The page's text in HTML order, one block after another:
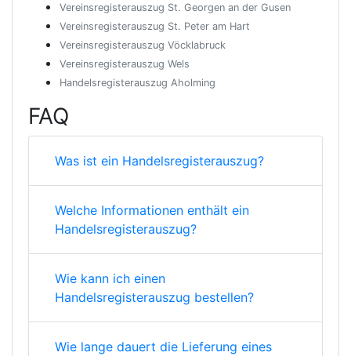
Vereinsregisterauszug St. Georgen an der Gusen
Vereinsregisterauszug St. Peter am Hart
Vereinsregisterauszug Vöcklabruck
Vereinsregisterauszug Wels
Handelsregisterauszug Aholming
FAQ
Was ist ein Handelsregisterauszug?
Welche Informationen enthält ein
Handelsregisterauszug?
Wie kann ich einen
Handelsregisterauszug bestellen?
Wie lange dauert die Lieferung eines